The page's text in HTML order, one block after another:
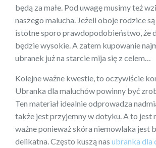
będą za małe. Pod uwagę musimy też
naszego malucha. Jeżeli oboje rodzice
istotne sporo prawdopodobieństwo, że
będzie wysokie. A zatem kupowanie
ubranek już na starcie mija się z celem…
Kolejne ważne kwestie, to oczywiście
Ubranka dla maluchów powinny być
Ten materiał idealnie odprowadza
także jest przyjemny w dotyku. A to jest
ważne ponieważ skóra niemowlaka jest
delikatna. Często kuszą nas ubranka dla